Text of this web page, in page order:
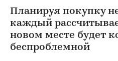
Планируя покупку
каждый
новом месте будет
беспроблемной